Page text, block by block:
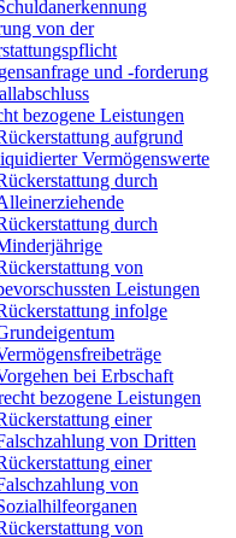
von der
und -forderung
bezogene Leistungen
aufgrund
Vermögenswerte
durch
durch
von
Leistungen
infolge
bei Erbschaft
bezogene Leistungen
einer
von Dritten
einer
von
von